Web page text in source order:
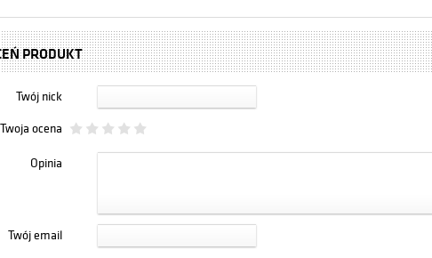
IBIZA S504-009
podumywalkowe
WIĘCEJ
PRODUKT
Twój nick
Twoja ocena
Opinia
Twój email